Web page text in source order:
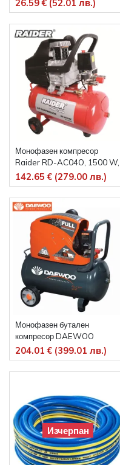
бара
26.59 € (52.01 лв.)
Монофазен компресор
Raider RD-AC04O, 1500 W,
195 л/м, 24 л
142.65 € (279.00 лв.)
Монофазен бутален
компресор DAEWOO
DAAC50DN, 1.5 kW, 169 л/
мин, 50 л, 8 бара, с директно
куплиране
204.01 € (399.01 лв.)
Изчерпан